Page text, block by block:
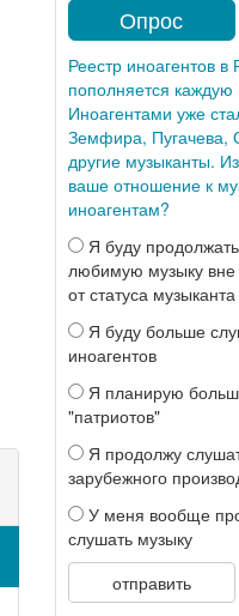
Опрос
Реестр иноагентов в
пополняется каждую
Иноагентами уже
Земфира, Пугачева,
другие музыканты.
ваше отношение к
иноагентам?
Я буду
любимую музыку вне
от статуса музыканта
Я буду больше
иноагентов
Я планирую
"патриотов"
Я продолжу
зарубежного
У меня вообще
слушать музыку
отправить